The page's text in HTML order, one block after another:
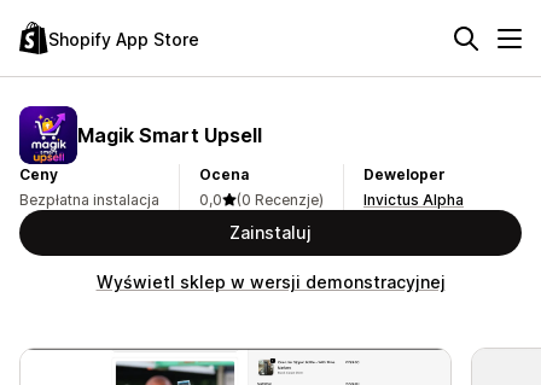
Shopify App Store
Magik Smart Upsell
Ceny
Bezpłatna instalacja
Ocena
0,0
(0 Recenzje)
Deweloper
Invictus Alpha
Zainstaluj
Wyświetl sklep w wersji demonstracyjnej